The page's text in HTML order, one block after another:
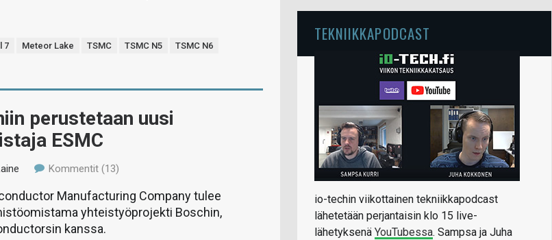
7 Meteor Lake TSMC TSMC N5
TSMC N6
perustetaan uusi
ESMC
Kommentit (13)
Manufacturing Company tulee
yhteistyöprojekti Boschin,
kanssa.
TEKNIIKKAPODCAST
io-techin viikottainen tekniikkapodcast
lähetetään perjantaisin klo 15 live-
lähetyksenä YouTubessa. Sampsa ja Juha